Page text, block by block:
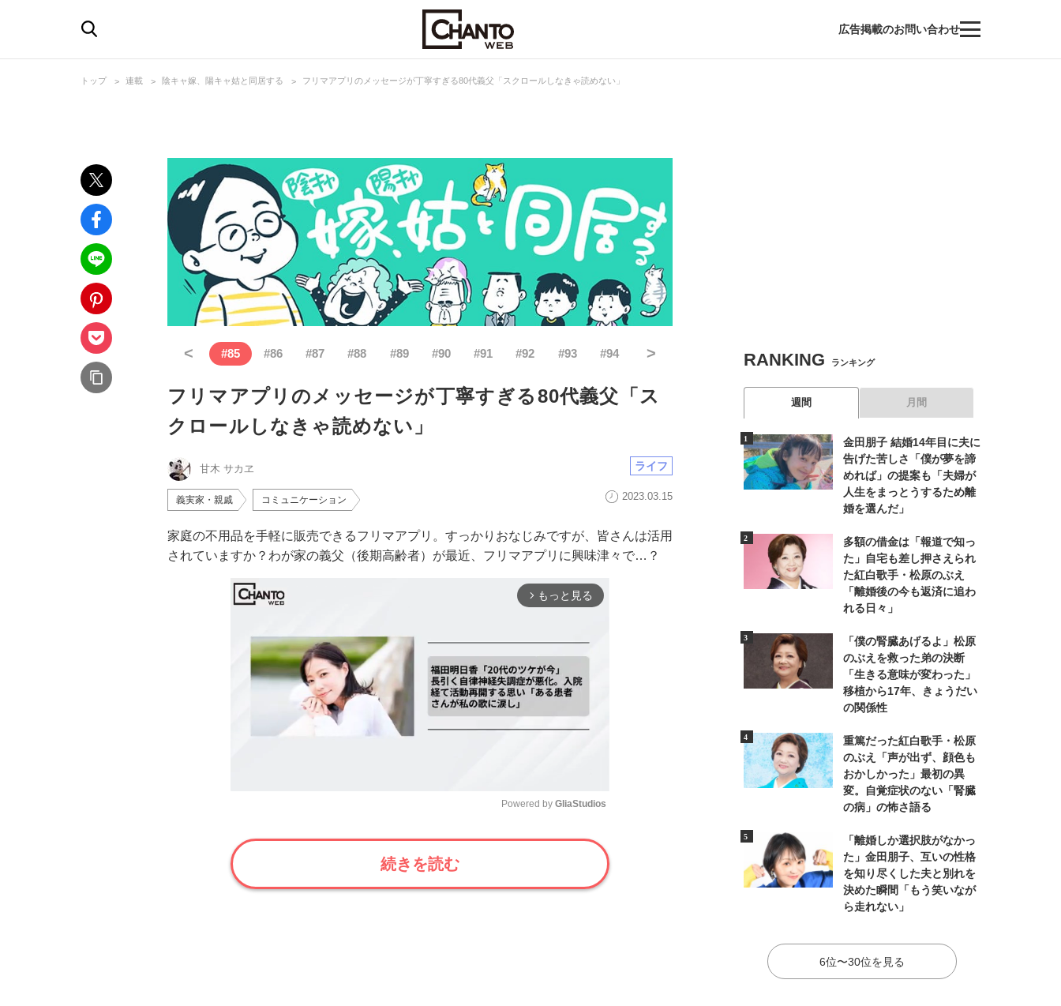
広告掲載のお問い合わせ
トップ 連載 陰キャ嫁、陽キャ姑と同居する フリマアプリのメッセージが丁寧すぎる80代義父「スクロールしなきゃ読めない」
< #85 #86 #87 #88 #89 #90 #91 #92 #93 #94 >
フリマアプリのメッセージが丁寧すぎる80代義父「ス
クロールしなきゃ読めない」
甘木 サカヱ ライフ
義実家・親戚 コミュニケーション 2023.03.15
家庭の不用品を手軽に販売できるフリマアプリ。すっかりおなじみですが、皆さんは活用
されていますか？わが家の義父（後期高齢者）が最近、フリマアプリに興味津々で…？
arrow_forward_ios もっと見る
Powered by GliaStudios
続きを読む
RANKING ランキング
週間 月間
金田朋子 結婚14年目に夫に
告げた苦しさ「僕が夢を諦
めれば」の提案も「夫婦が
人生をまっとうするため離
婚を選んだ」
多額の借金は「報道で知っ
た」自宅も差し押さえられ
た紅白歌手・松原のぶえ
「離婚後の今も返済に追わ
れる日々」
「僕の腎臓あげるよ」松原
のぶえを救った弟の決断
「生きる意味が変わった」
移植から17年、きょうだい
の関係性
重篤だった紅白歌手・松原
のぶえ「声が出ず、顔色も
おかしかった」最初の異
変。自覚症状のない「腎臓
の病」の怖さ語る
「離婚しか選択肢がなかっ
た」金田朋子、互いの性格
を知り尽くした夫と別れを
決めた瞬間「もう笑いなが
ら走れない」
6位〜30位を見る